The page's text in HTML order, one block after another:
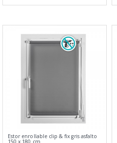
Estor enrollable clip & fix gris asfalto
150 x 180 cm